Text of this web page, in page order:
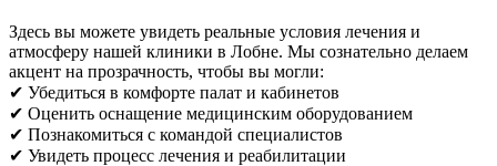
Здесь вы можете увидеть реальные условия лечения и
атмосферу нашей клиники в Лобне. Мы сознательно делаем
акцент на прозрачность, чтобы вы могли:
✔ Убедиться в комфорте палат и кабинетов
✔ Оценить оснащение медицинским оборудованием
✔ Познакомиться с командой специалистов
✔ Увидеть процесс лечения и реабилитации